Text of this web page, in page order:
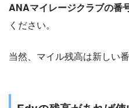
ANAマイレージクラブの番
ください。
当然、マイル残高は新しい